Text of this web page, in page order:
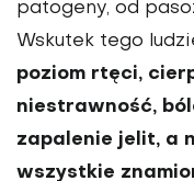
patogeny, od
Wskutek tego
poziom rtęci,
niestrawność,
zapalenie jelit, a
wszystkie